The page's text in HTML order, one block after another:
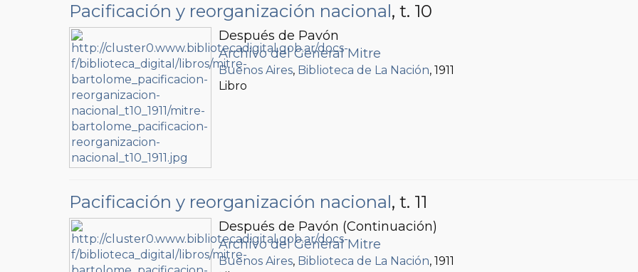
Pacificación y reorganización nacional, t. 10
Después de Pavón
Archivo del General Mitre
Buenos Aires, Biblioteca de La Nación, 1911
Libro
Pacificación y reorganización nacional, t. 11
Después de Pavón (Continuación)
Archivo del General Mitre
Buenos Aires, Biblioteca de La Nación, 1911